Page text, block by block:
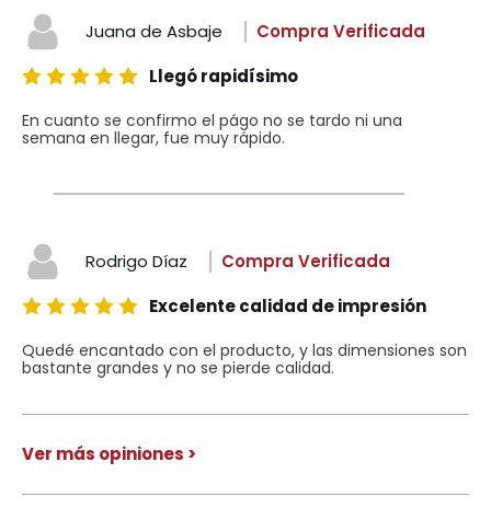
Juana de Asbaje
Compra Verificada
Llegó rapidísimo
En cuanto se confirmo el págo no se tardo ni una
semana en llegar, fue muy rápido.
Rodrigo Díaz
Compra Verificada
Excelente calidad de impresión
Quedé encantado con el producto, y las dimensiones son
bastante grandes y no se pierde calidad.
Ver más opiniones >